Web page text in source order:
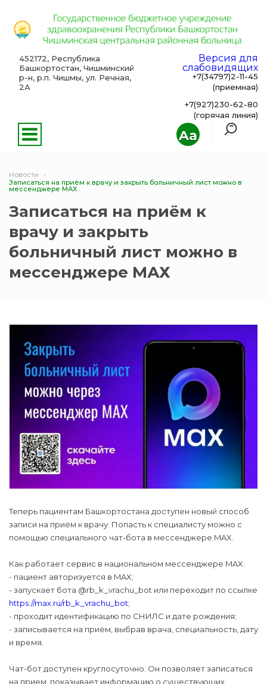
Aa
452172, Республика
Башкортостан, Чишминский
р-н, р.п. Чишмы, ул. Речная,
2А
Версия для
слабовидящих
+7(34797)2-11-45
(приемная)
+7(927)230-62-80
(горячая линия)
Новости
Записаться на приём к врачу и закрыть больничный лист можно в
мессенджере МАХ
Записаться на приём к
врачу и закрыть
больничный лист можно в
мессенджере МАХ
Теперь пациентам Башкортостана доступен новый способ
записи на приём к врачу. Попасть к специалисту можно с
помощью специального чат-бота в мессенджере MAX.
Как работает сервис в национальном мессенджере MAX:
- пациент авторизуется в MAX;
- запускает бота @rb_k_vrachu_bot или переходит по ссылке
https://max.ru/rb_k_vrachu_bot;
- проходит идентификацию по СНИЛС и дате рождения;
- записывается на приём, выбрав врача, специальность, дату
и время.
Чат-бот доступен круглосуточно. Он позволяет записаться
на прием, показывает информацию о существующих